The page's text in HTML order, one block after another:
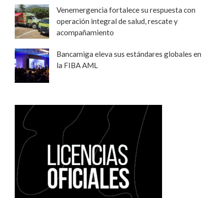
Venemergencia fortalece su respuesta con
operación integral de salud, rescate y
acompañamiento
Bancamiga eleva sus estándares globales en
la FIBA AML